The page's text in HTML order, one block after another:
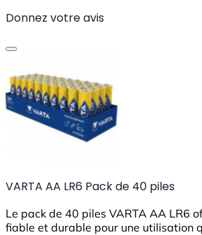
Donnez votre avis
VARTA AA LR6 Pack de 40 piles
Le pack de 40 piles VARTA AA LR6
fiable et durable pour une utilisation